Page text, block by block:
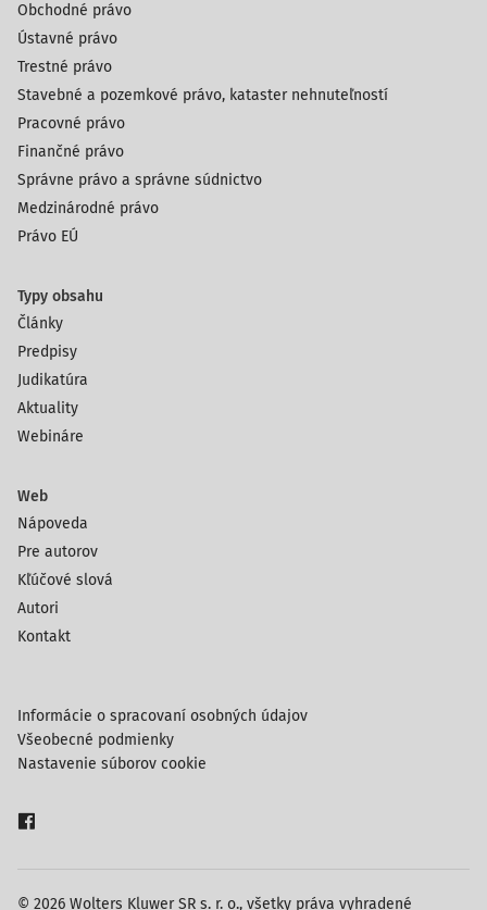
Obchodné právo
Ústavné právo
Trestné právo
Stavebné a pozemkové právo, kataster nehnuteľností
Pracovné právo
Finančné právo
Správne právo a správne súdnictvo
Medzinárodné právo
Právo EÚ
Typy obsahu
Články
Predpisy
Judikatúra
Aktuality
Webináre
Web
Nápoveda
Pre autorov
Kľúčové slová
Autori
Kontakt
© 2026 Wolters Kluwer SR s. r. o., všetky práva vyhradené
Informácie o spracovaní osobných údajov
Všeobecné podmienky
Nastavenie súborov cookie